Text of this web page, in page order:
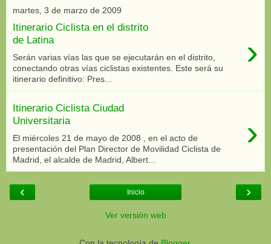
martes, 3 de marzo de 2009
Itinerario Ciclista en el distrito
de Latina
›
Serán varias vías las que se ejecutarán en el distrito,
conectando otras vías ciclistas existentes. Este será su
itinerario definitivo: Pres...
Itinerario Ciclista Ciudad
Universitaria
›
El miércoles 21 de mayo de 2008 , en el acto de
presentación del Plan Director de Movilidad Ciclista de
Madrid, el alcalde de Madrid, Albert...
‹ ›
Inicio
Ver versión web